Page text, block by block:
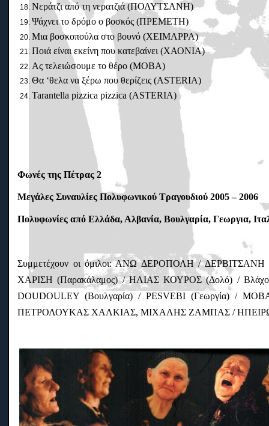
Νεράτζι από τη νερατζιά (ΠΟΛΥΤΣΑΝΗ)
Ψάχνει το δρόμο ο βοσκός (ΠΡΕΜΕΤΗ)
Μια βοσκοπούλα στο βουνό (ΧΕΙΜΑΡΡΑ)
Ποιά είναι εκείνη που κατεβαίνει (ΧΑΟΝΙΑ)
Ας τελειώσουμε το θέρο (ΜΟΒΑ)
Θα ‘θελα να ξέρω που θερίζεις (ASTERIA)
Tarantella pizzica pizzica (ASTERIA)
Φωνές της Πέτρας 2
Μεγάλες Συναυλίες Πολυφωνικού Τραγουδιού 2005 – 2006
Πολυφωνίες από Ελλάδα, Αλβανία, Βουλγαρία, Γεωργια,
Συμμετέχουν οι όμιλοι: ΑΝΩ ΔΕΡΟΠΟΛΗ /
ΧΑΡΙΣΗ (Παρακάλαμος) / ΗΛΙΑΣ ΚΟΥΡΟΣ (Δολό) /
DOUDOULEY (Βουλγαρία) / PESVEBI (Γεωργία) /
ΠΕΤΡΟΛΟΥΚΑΣ ΧΑΛΚΙΑΣ, ΜΙΧΑΛΗΣ ΖΑΜΠΑΣ /